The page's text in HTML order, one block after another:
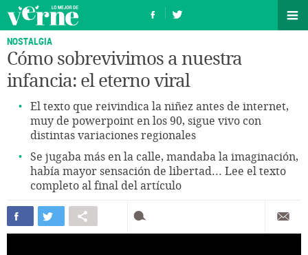
NOSTALGIA
Cómo sobrevivimos a nuestra
infancia: el eterno viral
El texto que reivindica la niñez antes de internet,
muy de powerpoint en los 90, sigue vivo con
distintas variaciones regionales
Se jugaba más en la calle, mandaba la imaginación,
había mayor sensación de libertad... Lee el texto
completo al final del artículo